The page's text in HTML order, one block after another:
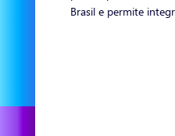
Brasil e permite